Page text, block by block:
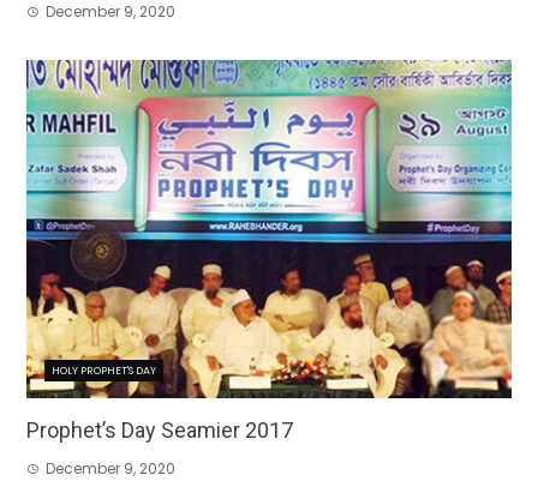
December 9, 2020
HOLY PROPHET'S DAY
Prophet’s Day Seamier 2017
December 9, 2020